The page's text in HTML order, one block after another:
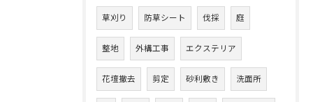
草刈り 防草シート 伐採 庭
整地 外構工事 エクステリア
花壇撤去 剪定 砂利敷き 洗面所